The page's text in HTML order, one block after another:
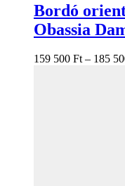
Bordó
Obassia
159 500 Ft– 185